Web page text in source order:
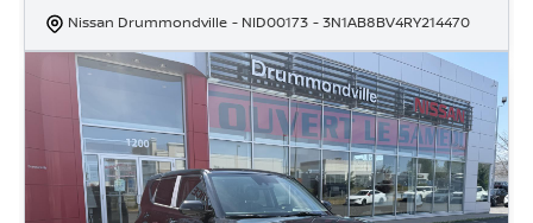
Nissan Drummondville - NID00173 - 3N1AB8BV4RY214470